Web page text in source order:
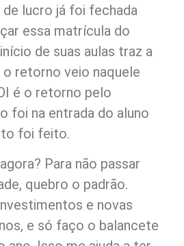
de lucro já foi fechada
essa matrícula do
de suas aulas traz a
o retorno veio naquele
é o retorno pelo
foi na entrada do aluno
foi feito.
Para não passar
quebro o padrão.
e novas
e só faço o balancete